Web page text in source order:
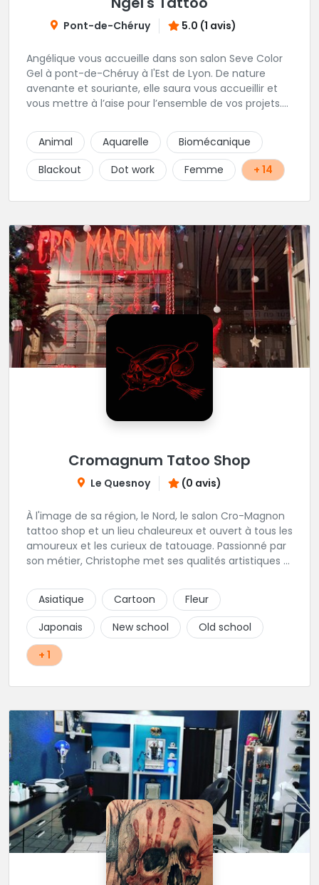
Pont-de-Chéruy 5.0 (1 avis)
Angélique vous accueille dans son salon Seve Color
Gel à pont-de-Chéruy à l'Est de Lyon. De nature
avenante et souriante, elle saura vous accueillir et
vous mettre à l’aise pour l’ensemble de vos projets.
tatouages allant des calligraphies, motifs floraux au
réalisme.
Animal Aquarelle
Biomécanique
Blackout
Dot work Femme + 14
Cromagnum Tatoo Shop
Le Quesnoy (0 avis)
À l'image de sa région, le Nord, le salon Cro-Magnon
tattoo shop et un lieu chaleureux et ouvert à tous les
amoureux et les curieux de tatouage. Passionné par
son métier, Christophe met ses qualités artistiques à
Asiatique
Cartoon
Fleur
Japonais
New school
Old school
+ 1